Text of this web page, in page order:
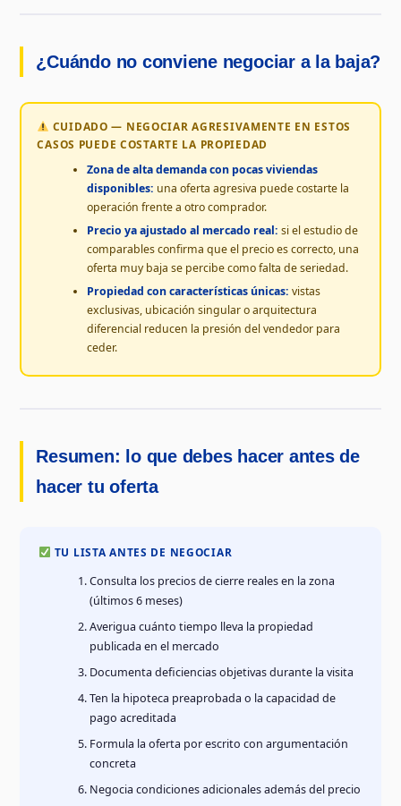
¿Cuándo no conviene negociar a la baja?
CUIDADO — NEGOCIAR AGRESIVAMENTE EN ESTOS
CASOS PUEDE COSTARTE LA PROPIEDAD
Zona de alta demanda con pocas viviendas
disponibles: una oferta agresiva puede costarte la
operación frente a otro comprador.
Precio ya ajustado al mercado real: si el estudio de
comparables confirma que el precio es correcto, una
oferta muy baja se percibe como falta de seriedad.
Propiedad con características únicas: vistas
exclusivas, ubicación singular o arquitectura
diferencial reducen la presión del vendedor para
ceder.
Resumen: lo que debes hacer antes de
hacer tu oferta
TU LISTA ANTES DE NEGOCIAR
Consulta los precios de cierre reales en la zona
(últimos 6 meses)
Averigua cuánto tiempo lleva la propiedad
publicada en el mercado
Documenta deficiencias objetivas durante la visita
Ten la hipoteca preaprobada o la capacidad de
pago acreditada
Formula la oferta por escrito con argumentación
concreta
Negocia condiciones adicionales además del precio